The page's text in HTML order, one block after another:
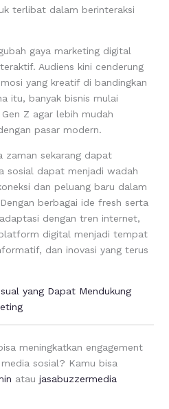
terlibat dalam berinteraksi
gaya marketing digital
Audiens kini cenderung
yang kreatif di bandingkan
itu, banyak bisnis mulai
Z agar lebih mudah
pasar modern.
zaman sekarang dapat
sosial dapat menjadi wadah
dan peluang baru dalam
berbagai ide fresh serta
dengan tren internet,
digital menjadi tempat
dan inovasi yang terus
yang Dapat Mendukung
meningkatkan engagement
sosial? Kamu bisa
atau jasabuzzermedia